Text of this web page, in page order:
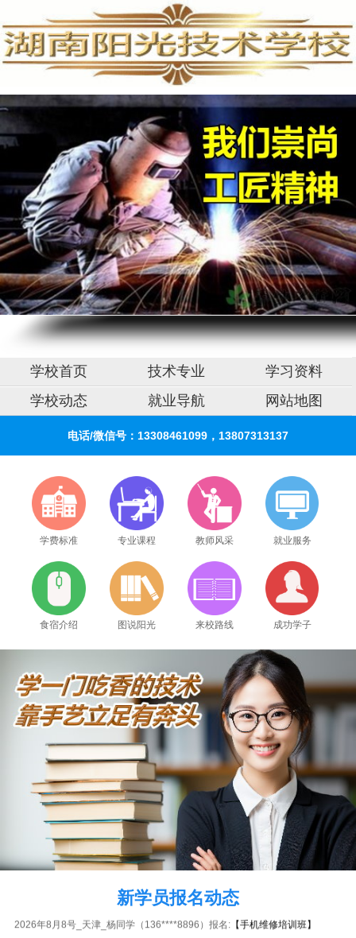
手机维修培训,手机维修培训学校,手机维修培训班
学校首页 技术专业
学习资料
学校动态
就业导航 网站地图
电话/微信号：13308461099，13807313137
学费标准 专业课程 教师风采 就业服务
食宿介绍 图说阳光 来校路线 成功学子
新学员报名动态
2026年8月8号_北京_王同学（136****3145）报名: 【手机维修培训班】
2026年8月8号_安徽_胡同学（156****8166）报名: 【手机维修培训班】
2026年8月8号_广东_潘同学（153****2788）报名:【手机维修培训班】
2026年8月8号_天津_杨同学（136****8896）报名: 【手机维修培训班】